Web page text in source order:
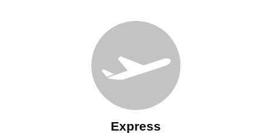
Express